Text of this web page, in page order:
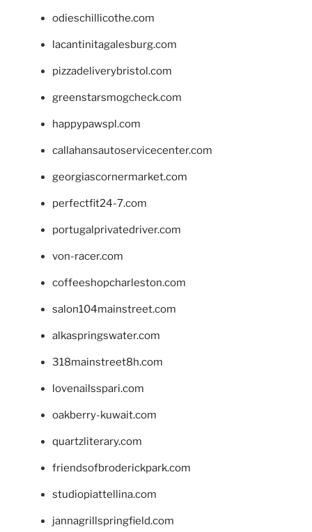
odieschillicothe.com
lacantinitagalesburg.com
pizzadeliverybristol.com
greenstarsmogcheck.com
happypawspl.com
callahansautoservicecenter.com
georgiascornermarket.com
perfectfit24-7.com
portugalprivatedriver.com
von-racer.com
coffeeshopcharleston.com
salon104mainstreet.com
alkaspringswater.com
318mainstreet8h.com
lovenailsspari.com
oakberry-kuwait.com
quartzliterary.com
friendsofbroderickpark.com
studiopiattellina.com
jannagrillspringfield.com